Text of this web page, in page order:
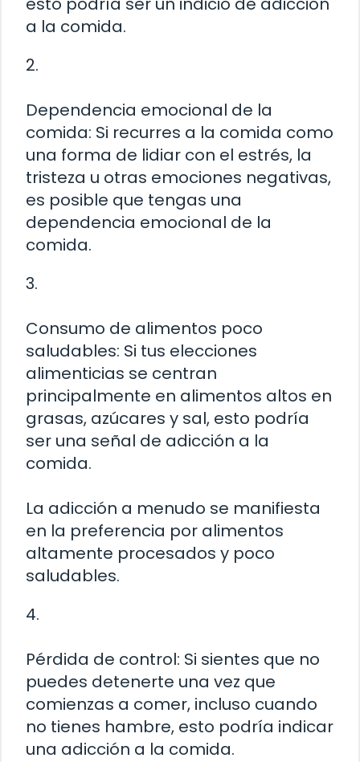
a la comida.
2.
Dependencia emocional de la
comida: Si recurres a la comida como
una forma de lidiar con el estrés, la
tristeza u otras emociones negativas,
es posible que tengas una
dependencia emocional de la
comida.
3.
Consumo de alimentos poco
saludables: Si tus elecciones
alimenticias se centran
principalmente en alimentos altos en
grasas, azúcares y sal, esto podría
ser una señal de adicción a la
comida.
La adicción a menudo se manifiesta
en la preferencia por alimentos
altamente procesados y poco
saludables.
4.
Pérdida de control: Si sientes que no
puedes detenerte una vez que
comienzas a comer, incluso cuando
no tienes hambre, esto podría indicar
una adicción a la comida.